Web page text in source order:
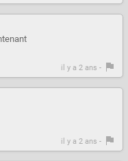
il y a 2 ans -
il y a 2 ans -